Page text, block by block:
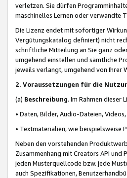
verletzen. Sie dürfen
maschinelles Lernen oder verwandte
Die Lizenz endet mit sofortiger
Vergütungskatalog definiert) nicht
schriftliche Mitteilung an Sie ganz
umgehend einstellen und sämtliche
jeweils verlangt, umgehend von Ihrer
2. Voraussetzungen für die
(a) Beschreibung. Im Rahmen dieser
• Daten, Bilder, Audio-Dateien,
• Textmaterialien, wie
Neben den vorstehenden
Zusammenhang mit Creators API
jeden Musterquellcode bzw. jede
auch Spezifikationen,